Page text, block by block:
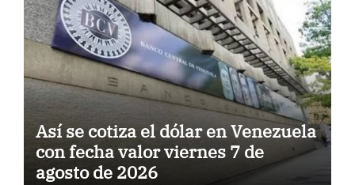
Así se cotiza el dólar en Venezuela
con fecha valor viernes 7 de
agosto de 2026